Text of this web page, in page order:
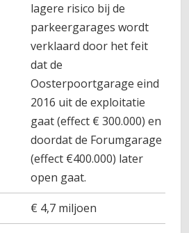
lagere risico bij de
parkeergarages wordt
verklaard door het feit
dat de
Oosterpoortgarage eind
2016 uit de exploitatie
gaat (effect € 300.000) en
doordat de Forumgarage
(effect €400.000) later
open gaat.
€ 4,7 miljoen